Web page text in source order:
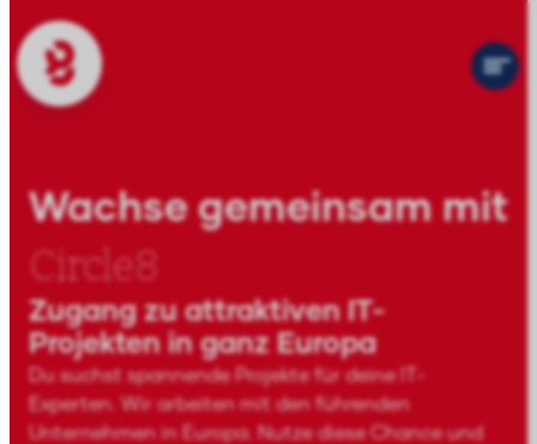
Wachse gemeinsam mit
Circle8
Zugang zu attraktiven IT-
Projekten in ganz Europa
Du suchst spannende Projekte für deine IT-
Experten. Wir arbeiten mit den führenden
Unternehmen in Europa. Nutze diese Chance und